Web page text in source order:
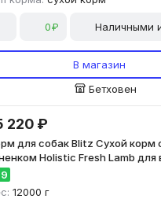
0₽ Наличными
В магазин
Бетховен
220 ₽
для собак Blitz Сухой корм
Holistic Fresh Lamb для
средних и крупных пород 12
12000 г